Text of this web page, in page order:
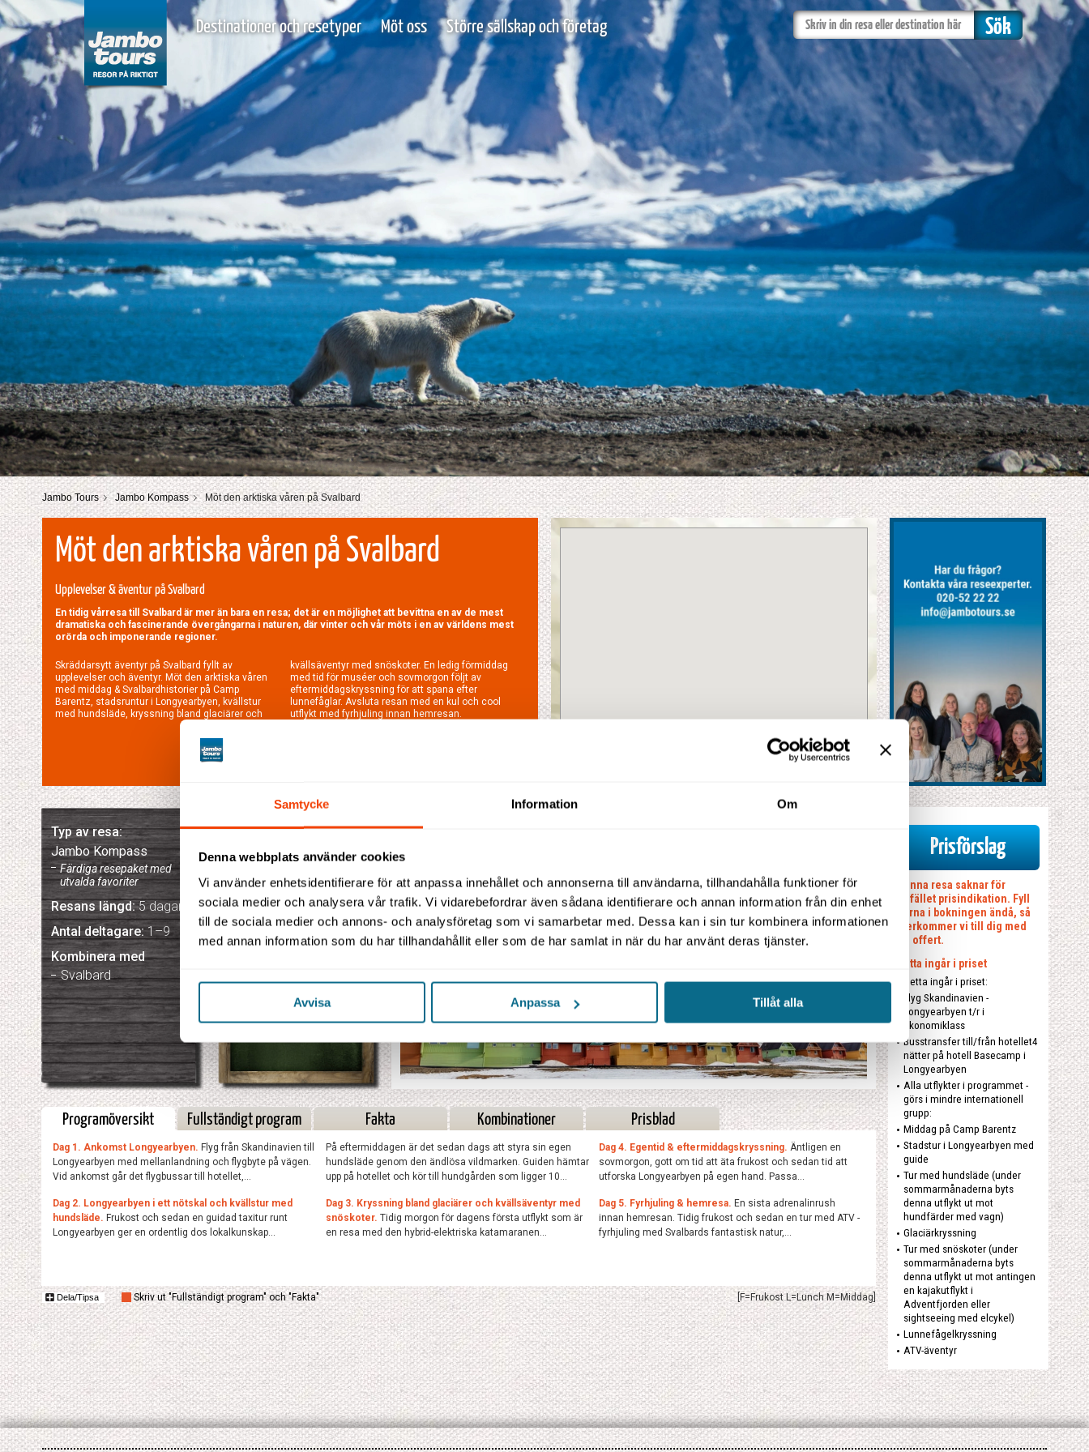
Samtycke Information Om
Denna webbplats använder cookies
Vi använder enhetsidentifierare för att anpassa innehållet och annonserna till användarna, tillhandahålla funktioner för
sociala medier och analysera vår trafik. Vi vidarebefordrar även sådana identifierare och annan information från din enhet
till de sociala medier och annons- och analysföretag som vi samarbetar med. Dessa kan i sin tur kombinera informationen
med annan information som du har tillhandahållit eller som de har samlat in när du har använt deras tjänster.
Avvisa Anpassa Tillåt alla
Destinationer och resetyper Möt oss Större sällskap och företag
Jambo Tours Jambo Kompass Möt den arktiska våren på Svalbard
Möt den arktiska våren på Svalbard
Upplevelser & äventur på Svalbard
En tidig vårresa till Svalbard är mer än bara en resa; det är en möjlighet att bevittna en av de mest
dramatiska och fascinerande övergångarna i naturen, där vinter och vår möts i en av världens mest
orörda och imponerande regioner.
Skräddarsytt äventyr på Svalbard fyllt av
upplevelser och äventyr. Möt den arktiska våren
med middag & Svalbardhistorier på Camp
Barentz, stadsruntur i Longyearbyen, kvällstur
med hundsläde, kryssning bland glaciärer och
kvällsäventyr med snöskoter. En ledig förmiddag
med tid för muséer och sovmorgon följt av
eftermiddagskryssning för att spana efter
lunnefåglar. Avsluta resan med en kul och cool
utflykt med fyrhjuling innan hemresan.
Typ av resa:
Jambo Kompass
Färdiga resepaket med
utvalda favoriter
Resans längd: 5 dagar
Antal deltagare: 1–9
Kombinera med
Svalbard
höjdpunkter
Kvällstur med
hundsläde
glaciärer
Snöskoteräventyr
Lunnefåglar
Programöversikt Fullständigt program Fakta Kombinationer Prisblad
Dag 1. Ankomst Longyearbyen. Flyg från Skandinavien till
Longyearbyen med mellanlandning och flygbyte på vägen.
Vid ankomst går det flygbussar till hotellet,...
Dag 2. Longyearbyen i ett nötskal och kvällstur med
hundsläde. Frukost och sedan en guidad taxitur runt
Longyearbyen ger en ordentlig dos lokalkunskap...
På eftermiddagen är det sedan dags att styra sin egen
hundsläde genom den ändlösa vildmarken. Guiden hämtar
upp på hotellet och kör till hundgården som ligger 10...
Dag 3. Kryssning bland glaciärer och kvällsäventyr med
snöskoter. Tidig morgon för dagens första utflykt som är
en resa med den hybrid-elektriska katamaranen...
Dag 4. Egentid & eftermiddagskryssning. Äntligen en
sovmorgon, gott om tid att äta frukost och sedan tid att
utforska Longyearbyen på egen hand. Passa...
Dag 5. Fyrhjuling & hemresa. En sista adrenalinrush
innan hemresan. Tidig frukost och sedan en tur med ATV -
fyrhjuling med Svalbards fantastisk natur,...
[F=Frukost L=Lunch M=Middag]
Dela/Tipsa Skriv ut "Fullständigt program" och "Fakta"
Prisförslag
Denna resa saknar för
tillfället prisindikation. Fyll
gärna i bokningen ändå, så
återkommer vi till dig med
en offert.
Detta ingår i priset
Detta ingår i priset:
Flyg Skandinavien -
Longyearbyen t/r i
ekonomiklass
Busstransfer till/från hotellet4
nätter på hotell Basecamp i
Longyearbyen
Alla utflykter i programmet -
görs i mindre internationell
grupp:
Middag på Camp Barentz
Stadstur i Longyearbyen med
guide
Tur med hundsläde (under
sommarmånaderna byts
denna utflykt ut mot
hundfärder med vagn)
Glaciärkryssning
Tur med snöskoter (under
sommarmånaderna byts
denna utflykt ut mot antingen
en kajakutflykt i
Adventfjorden eller
sightseeing med elcykel)
Lunnefågelkryssning
ATV-äventyr
XClose